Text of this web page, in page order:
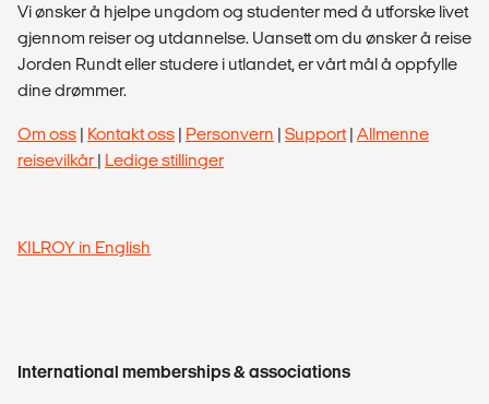
Vi ønsker å hjelpe ungdom og studenter med å utforske livet
gjennom reiser og utdannelse. Uansett om du ønsker å reise
Jorden Rundt eller studere i utlandet, er vårt mål å oppfylle
dine drømmer.
Om oss | Kontakt oss | Personvern | Support| Allmenne
reisevilkår | Ledige stillinger
KILROY in English
International memberships & associations